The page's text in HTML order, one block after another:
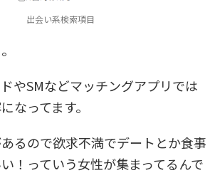
出会い系検索項目
やSMなどマッチングアプリでは
なってます。
るので欲求不満でデートとか食事
！っていう女性が集まってるんで